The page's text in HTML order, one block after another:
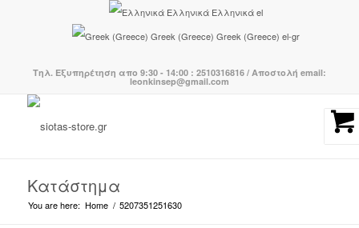
Ελληνικά Ελληνικά el
Greek (Greece) Greek (Greece) el-gr
Τηλ. Εξυπηρέτηση απο 9:30 - 14:00 : 2510316816 / Αποστολή email:
leonkinsep@gmail.com
Κατάστημα
You are here: Home / 5207351251630